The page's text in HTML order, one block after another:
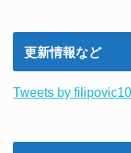
更新情報など
Tweets by